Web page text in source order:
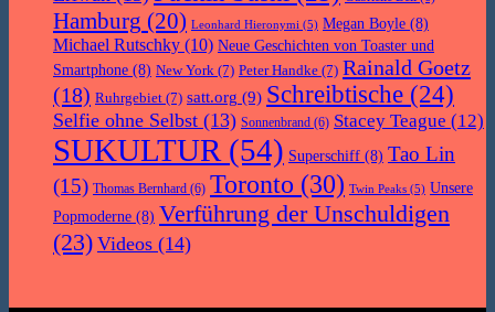
Hamburg (20) Leonhard Hieronymi (5) Megan Boyle (8)
Michael Rutschky (10) Neue Geschichten von Toaster und
Smartphone (8) New York (7) Peter Handke (7) Rainald Goetz
(18) Ruhrgebiet (7) satt.org (9) Schreibtische (24)
Selfie ohne Selbst (13) Sonnenbrand (6) Stacey Teague (12)
SUKULTUR (54) Superschiff (8) Tao Lin
(15) Thomas Bernhard (6) Toronto (30) Twin Peaks (5) Unsere
Popmoderne (8) Verführung der Unschuldigen
(23) Videos (14)